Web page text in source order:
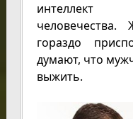
интеллект
гораздо
думают, что
выжить.